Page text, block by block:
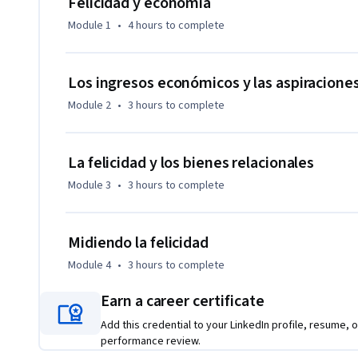
Al finalizar el curso podrás:
* Reconocer el rol de los bienes relacionales y la
* Identificar los principales instrumentos metodológicos
felices más allá del dinero, este curso está pensado para ti.
Module 1 • 4 hours to complete
Los ingresos económicos y las
Module 2 • 3 hours to complete
La felicidad y los bienes relacionales
Module 3 • 3 hours to complete
Midiendo la felicidad
Module 4 • 3 hours to complete
Earn a career certificate
Add this credential to your LinkedIn profile, resume,
performance review.